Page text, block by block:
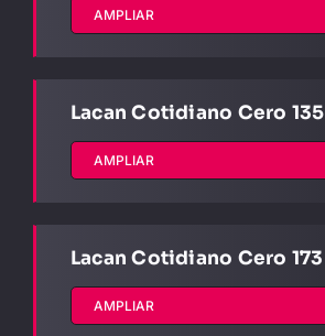
AMPLIAR
Lacan Cotidiano Cero 135
AMPLIAR
Lacan Cotidiano Cero 173
AMPLIAR